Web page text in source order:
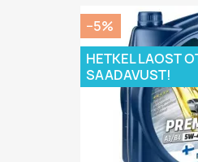
−5%
HETKEL LAOST
SAADAVUST!